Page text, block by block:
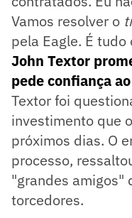
Vamos resolver o
pela Eagle. É tudo
John Textor
pede confiança
Textor foi
investimento que
próximos dias. O
processo,
"grandes amigos"
torcedores.